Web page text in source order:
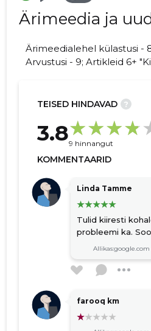
Ärimeedia ja
Ärimeedialehel külastusi -
Arvustusi - 9; Artikleid 6+ "Kirjuta
TEISED HINDAVAD ?
3.89 hinnangut
KOMMENTAARID
Linda Tamme
Tulid kiiresti
probleemi ka.
Allikas:google.com
farooq km